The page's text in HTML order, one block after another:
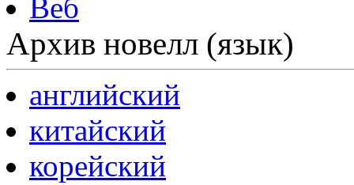
Веб
Архив новелл (язык)
английский
китайский
корейский